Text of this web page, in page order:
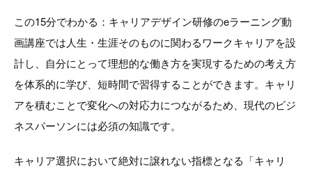
この15分でわかる：キャリアデザイン研修のeラーニング動
画講座では人生・生涯そのものに関わるワークキャリアを設
計し、自分にとって理想的な働き方を実現するための考え方
を体系的に学び、短時間で習得することができます。キャリ
アを積むことで変化への対応力につながるため、現代のビジ
ネスパーソンには必須の知識です。
キャリア選択において絶対に譲れない指標となる「キャリ